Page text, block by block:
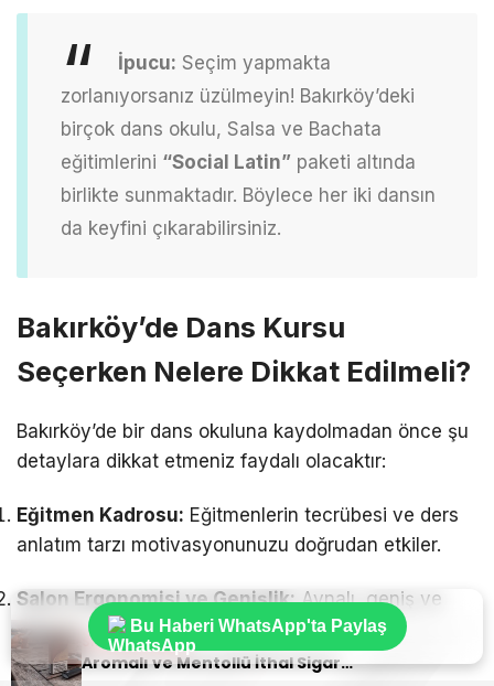
İpucu: Seçim yapmakta
zorlanıyorsanız üzülmeyin! Bakırköy’deki
birçok dans okulu, Salsa ve Bachata
eğitimlerini “Social Latin” paketi altında
birlikte sunmaktadır. Böylece her iki dansın
da keyfini çıkarabilirsiniz.
Bakırköy’de Dans Kursu
Seçerken Nelere Dikkat Edilmeli?
Bakırköy’de bir dans okuluna kaydolmadan önce şu
detaylara dikkat etmeniz faydalı olacaktır:
Eğitmen Kadrosu: Eğitmenlerin tecrübesi ve ders
anlatım tarzı motivasyonunuzu doğrudan etkiler.
Salon Ergonomisi ve Genişlik:Aynalı, geniş ve
havalandırması iyi olan salonlar dans deneyiminizi
iyileştirir.
Sıradaki Haber
Aromalı ve Mentollü İthal Sigara Tercihlerinde Oris Markası
Bu Haberi WhatsApp'ta Paylaş